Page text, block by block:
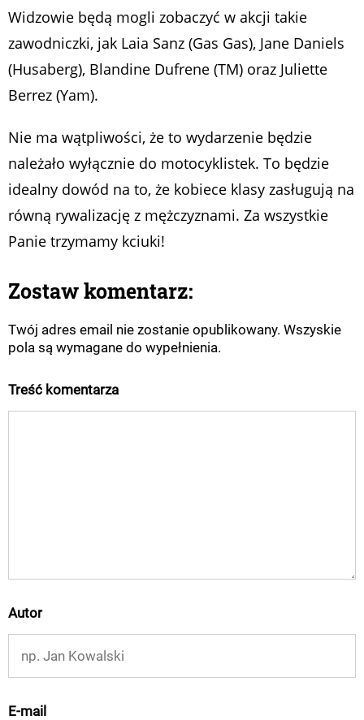
Widzowie będą mogli zobaczyć w akcji takie
zawodniczki, jak Laia Sanz (Gas Gas), Jane Daniels
(Husaberg), Blandine Dufrene (TM) oraz Juliette
Berrez (Yam).
Nie ma wątpliwości, że to wydarzenie będzie
należało wyłącznie do motocyklistek. To będzie
idealny dowód na to, że kobiece klasy zasługują na
równą rywalizację z mężczyznami. Za wszystkie
Panie trzymamy kciuki!
Zostaw komentarz:
Twój adres email nie zostanie opublikowany. Wszyskie
pola są wymagane do wypełnienia.
Treść komentarza
Autor
E-mail